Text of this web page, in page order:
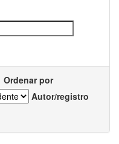
Ordenar por
Autor/registro